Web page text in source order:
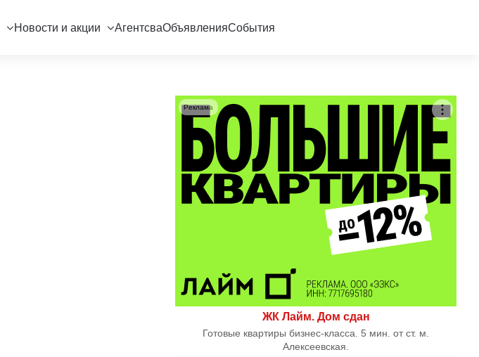
Новости и акции АгентсваОбъявленияСобытия
ЖК Лайм. Дом сдан
Готовые квартиры бизнес-класса. 5 мин. от ст. м.
Алексеевская.
Реклама